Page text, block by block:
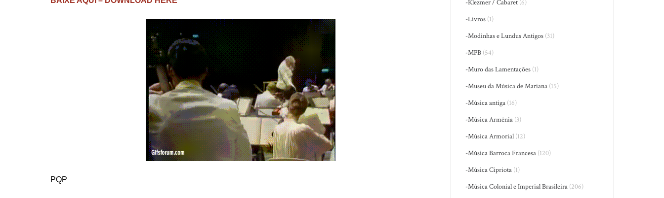
PQP
-Klezmer / Cabaret (6)
-Livros (1)
-Modinhas e Lundus Antigos (31)
-MPB (54)
-Muro das Lamentações (1)
-Museu da Música de Mariana (15)
-Música antiga (16)
-Música Armênia (3)
-Música Armorial (12)
-Música Barroca Francesa (120)
-Música Cipriota (1)
-Música Colonial e Imperial Brasileira (206)